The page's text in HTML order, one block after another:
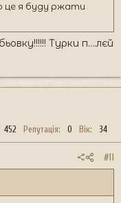
це я буду ржати
Турки п....лєй
452 Репутація 0 Вік 34
#11